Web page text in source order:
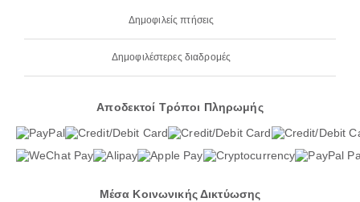
Δημοφιλείς πτήσεις
Δημοφιλέστερες διαδρομές
Αποδεκτοί Τρόποι Πληρωμής
Μέσα Κοινωνικής Δικτύωσης